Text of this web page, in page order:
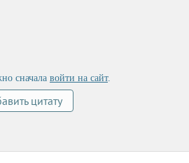
сначала войти на сайт.
цитату